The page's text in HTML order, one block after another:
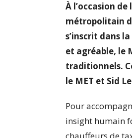
À l’occasion
métropolitain
s’inscrit dans
et agréable, le
traditionnels.
le MET et Sid
Pour
insight humain